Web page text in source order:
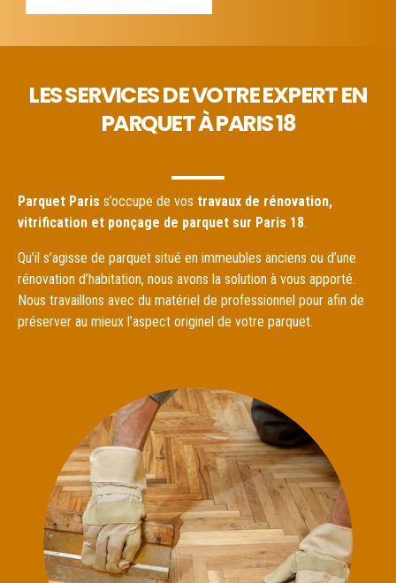
LES SERVICES DE VOTRE EXPERT EN
PARQUET À PARIS 18
Parquet Paris s’occupe de vos travaux de rénovation,
vitrification et ponçage de parquet sur Paris 18.
Qu’il s’agisse de parquet situé en immeubles anciens ou d’une
rénovation d’habitation, nous avons la solution à vous apporté.
Nous travaillons avec du matériel de professionnel pour afin de
préserver au mieux l’aspect originel de votre parquet.